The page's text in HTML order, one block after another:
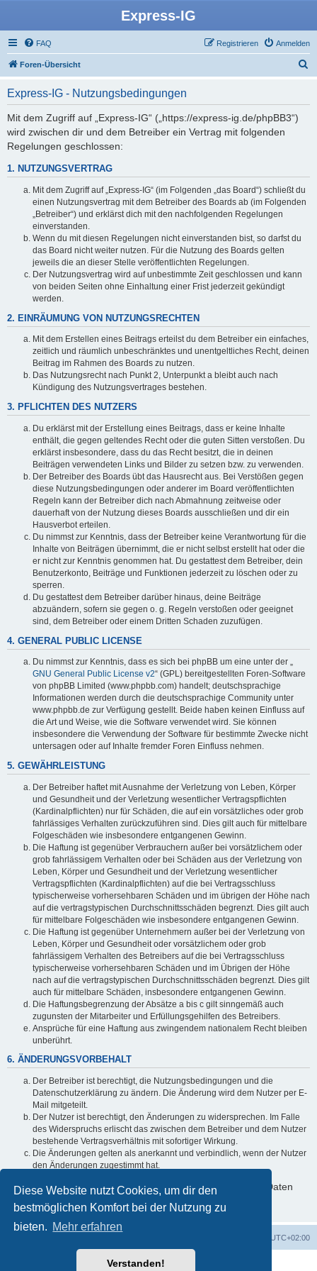
Diese Website nutzt Cookies, um dir den
bestmöglichen Komfort bei der Nutzung zu
bieten. Mehr erfahren
Verstanden!
Express-IG
FAQ Anmelden
Registrieren
Foren-Übersicht
Express-IG - Nutzungsbedingungen
Mit dem Zugriff auf „Express-IG“ („https://express-ig.de/phpBB3“)
wird zwischen dir und dem Betreiber ein Vertrag mit folgenden
Regelungen geschlossen:
1. NUTZUNGSVERTRAG
Mit dem Zugriff auf „Express-IG“ (im Folgenden „das Board“) schließt du
einen Nutzungsvertrag mit dem Betreiber des Boards ab (im Folgenden
„Betreiber“) und erklärst dich mit den nachfolgenden Regelungen
einverstanden.
Wenn du mit diesen Regelungen nicht einverstanden bist, so darfst du
das Board nicht weiter nutzen. Für die Nutzung des Boards gelten
jeweils die an dieser Stelle veröffentlichten Regelungen.
Der Nutzungsvertrag wird auf unbestimmte Zeit geschlossen und kann
von beiden Seiten ohne Einhaltung einer Frist jederzeit gekündigt
werden.
2. EINRÄUMUNG VON NUTZUNGSRECHTEN
Mit dem Erstellen eines Beitrags erteilst du dem Betreiber ein einfaches,
zeitlich und räumlich unbeschränktes und unentgeltliches Recht, deinen
Beitrag im Rahmen des Boards zu nutzen.
Das Nutzungsrecht nach Punkt 2, Unterpunkt a bleibt auch nach
Kündigung des Nutzungsvertrages bestehen.
3. PFLICHTEN DES NUTZERS
Du erklärst mit der Erstellung eines Beitrags, dass er keine Inhalte
enthält, die gegen geltendes Recht oder die guten Sitten verstoßen. Du
erklärst insbesondere, dass du das Recht besitzt, die in deinen
Beiträgen verwendeten Links und Bilder zu setzen bzw. zu verwenden.
Der Betreiber des Boards übt das Hausrecht aus. Bei Verstößen gegen
diese Nutzungsbedingungen oder anderer im Board veröffentlichten
Regeln kann der Betreiber dich nach Abmahnung zeitweise oder
dauerhaft von der Nutzung dieses Boards ausschließen und dir ein
Hausverbot erteilen.
Du nimmst zur Kenntnis, dass der Betreiber keine Verantwortung für die
Inhalte von Beiträgen übernimmt, die er nicht selbst erstellt hat oder die
er nicht zur Kenntnis genommen hat. Du gestattest dem Betreiber, dein
Benutzerkonto, Beiträge und Funktionen jederzeit zu löschen oder zu
sperren.
Du gestattest dem Betreiber darüber hinaus, deine Beiträge
abzuändern, sofern sie gegen o. g. Regeln verstoßen oder geeignet
sind, dem Betreiber oder einem Dritten Schaden zuzufügen.
4. GENERAL PUBLIC LICENSE
Du nimmst zur Kenntnis, dass es sich bei phpBB um eine unter der „
GNU General Public License v2“ (GPL) bereitgestellten Foren-Software
von phpBB Limited (www.phpbb.com) handelt; deutschsprachige
Informationen werden durch die deutschsprachige Community unter
www.phpbb.de zur Verfügung gestellt. Beide haben keinen Einfluss auf
die Art und Weise, wie die Software verwendet wird. Sie können
insbesondere die Verwendung der Software für bestimmte Zwecke nicht
untersagen oder auf Inhalte fremder Foren Einfluss nehmen.
5. GEWÄHRLEISTUNG
Der Betreiber haftet mit Ausnahme der Verletzung von Leben, Körper
und Gesundheit und der Verletzung wesentlicher Vertragspflichten
(Kardinalpflichten) nur für Schäden, die auf ein vorsätzliches oder grob
fahrlässiges Verhalten zurückzuführen sind. Dies gilt auch für mittelbare
Folgeschäden wie insbesondere entgangenen Gewinn.
Die Haftung ist gegenüber Verbrauchern außer bei vorsätzlichem oder
grob fahrlässigem Verhalten oder bei Schäden aus der Verletzung von
Leben, Körper und Gesundheit und der Verletzung wesentlicher
Vertragspflichten (Kardinalpflichten) auf die bei Vertragsschluss
typischerweise vorhersehbaren Schäden und im übrigen der Höhe nach
auf die vertragstypischen Durchschnittsschäden begrenzt. Dies gilt auch
für mittelbare Folgeschäden wie insbesondere entgangenen Gewinn.
Die Haftung ist gegenüber Unternehmern außer bei der Verletzung von
Leben, Körper und Gesundheit oder vorsätzlichem oder grob
fahrlässigem Verhalten des Betreibers auf die bei Vertragsschluss
typischerweise vorhersehbaren Schäden und im Übrigen der Höhe
nach auf die vertragstypischen Durchschnittsschäden begrenzt. Dies gilt
auch für mittelbare Schäden, insbesondere entgangenen Gewinn.
Die Haftungsbegrenzung der Absätze a bis c gilt sinngemäß auch
zugunsten der Mitarbeiter und Erfüllungsgehilfen des Betreibers.
Ansprüche für eine Haftung aus zwingendem nationalem Recht bleiben
unberührt.
6. ÄNDERUNGSVORBEHALT
Der Betreiber ist berechtigt, die Nutzungsbedingungen und die
Datenschutzerklärung zu ändern. Die Änderung wird dem Nutzer per E-
Mail mitgeteilt.
Der Nutzer ist berechtigt, den Änderungen zu widersprechen. Im Falle
des Widerspruchs erlischt das zwischen dem Betreiber und dem Nutzer
bestehende Vertragsverhältnis mit sofortiger Wirkung.
Die Änderungen gelten als anerkannt und verbindlich, wenn der Nutzer
den Änderungen zugestimmt hat.
Informationen über den Umgang mit deinen persönlichen Daten
sind in der Datenschutzerklärung enthalten.
UTC+02:00
Powered byphpBB® Forum Software © phpBB Limited